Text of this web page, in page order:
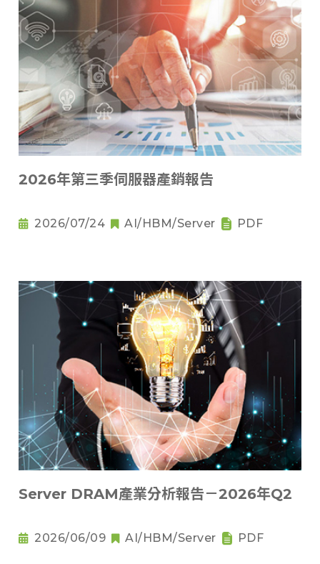
2026年第三季伺服器產銷報告
2026/07/24 AI/HBM/Server PDF
Server DRAM產業分析報告－2026年Q2
2026/06/09 AI/HBM/Server PDF